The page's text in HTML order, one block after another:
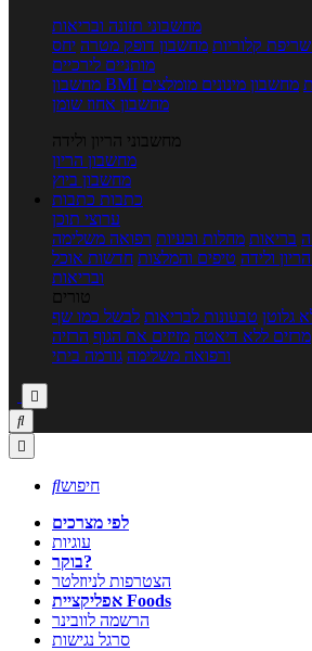
מחשבוני תזונה ובריאות
קלוריות מחשבון דופק מטרה יחס
מותניים לירכיים
מחשבון BMI מחשבון מינונים מומלצים
מחשבון אחוז שומן
מחשבוני הריון ולידה
מחשבון הריון
מחשבון ביוץ
כתבות כתבות
ערוצי תוכן
בריאות מחלות ובעיות רפואה משלימה
ולידה טיפים והמלצות חדשות אוכל
ובריאות
טורים
גלוטן טבעונות לבריאות לבשל כמו שף
מרזים ללא דיאטה מזיזים את הגוף הרזיה
ורפואה משלימה גורמה ביתי



חיפוש
לפי מצרכים
עוגיות
בוקר?
הצטרפות לניוזלטר
אפליקציית Foods
הרשמה לוובינר
סרגל נגישות